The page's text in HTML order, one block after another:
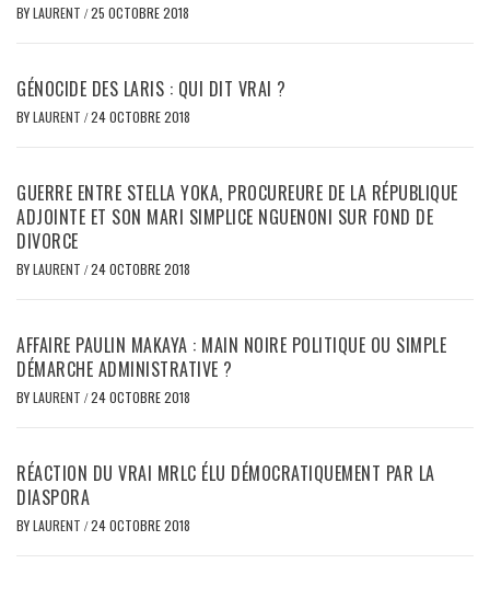
BYLAURENT /25 OCTOBRE 2018
GÉNOCIDE DES LARIS : QUI DIT VRAI ?
BYLAURENT /24 OCTOBRE 2018
GUERRE ENTRE STELLA YOKA, PROCUREURE DE LA RÉPUBLIQUE
ADJOINTE ET SON MARI SIMPLICE NGUENONI SUR FOND DE
DIVORCE
BYLAURENT /24 OCTOBRE 2018
AFFAIRE PAULIN MAKAYA : MAIN NOIRE POLITIQUE OU SIMPLE
DÉMARCHE ADMINISTRATIVE ?
BYLAURENT /24 OCTOBRE 2018
RÉACTION DU VRAI MRLC ÉLU DÉMOCRATIQUEMENT PAR LA
DIASPORA
BYLAURENT /24 OCTOBRE 2018